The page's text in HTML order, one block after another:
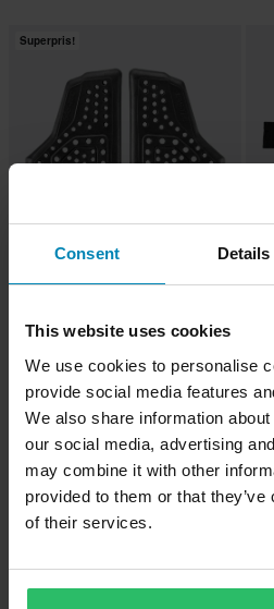
Consent Details
This website uses cookies
We use cookies to personalise
provide social media features
We also share information
our social media, advertising
may combine it with other
provided to them or that
of their services.
Superpris!
219 kr -27%
2 anmeldelser
Svart